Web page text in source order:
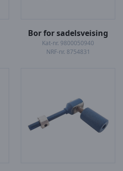
Bor for sadelsveising
Kat-nr. 9800050940
NRF-nr. 8754831